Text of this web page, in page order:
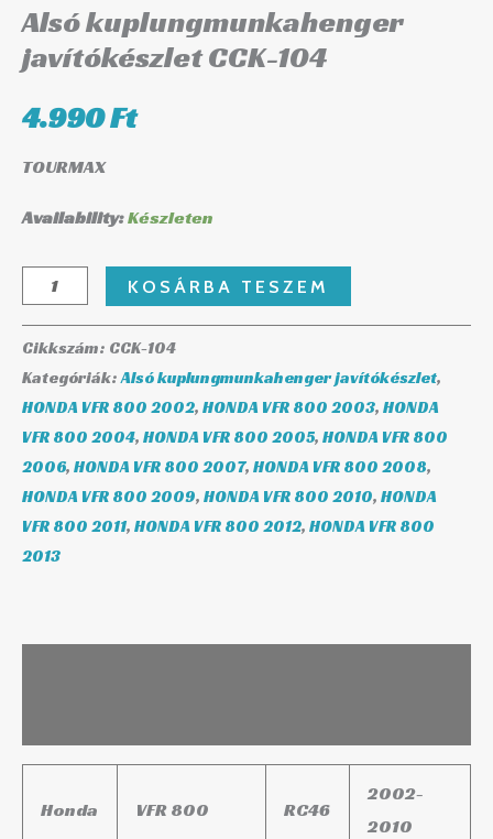
Alsó kuplungmunkahenger
javítókészlet CCK-104
4.990Ft
TOURMAX
Availability:Készleten
KOSÁRBA TESZEM
Cikkszám: CCK-104
Kategóriák:Alsó kuplungmunkahenger javítókészlet,
HONDA VFR 800 2002, HONDA VFR 800 2003, HONDA
VFR 800 2004, HONDA VFR 800 2005, HONDA VFR 800
2006, HONDA VFR 800 2007, HONDA VFR 800 2008,
HONDA VFR 800 2009, HONDA VFR 800 2010, HONDA
VFR 800 2011, HONDA VFR 800 2012, HONDA VFR 800
2013
Honda VFR 800 RC46
2002-
2010